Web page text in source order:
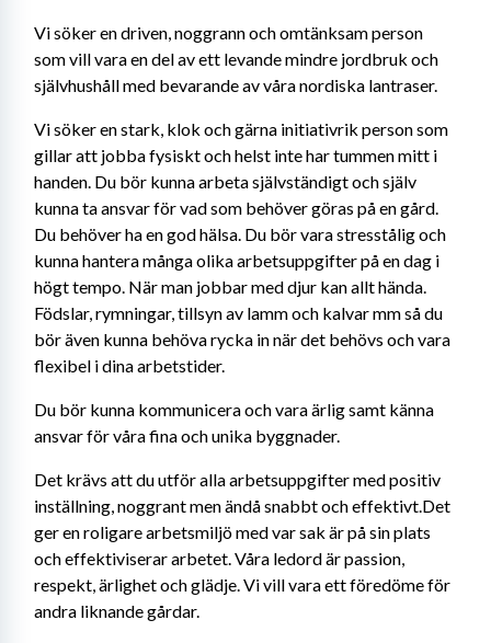
Vi söker en driven, noggrann och omtänksam person
som vill vara en del av ett levande mindre jordbruk och
självhushåll med bevarande av våra nordiska lantraser.
Vi söker en stark, klok och gärna initiativrik person som
gillar att jobba fysiskt och helst inte har tummen mitt i
handen. Du bör kunna arbeta självständigt och själv
kunna ta ansvar för vad som behöver göras på en gård.
Du behöver ha en god hälsa. Du bör vara stresstålig och
kunna hantera många olika arbetsuppgifter på en dag i
högt tempo. När man jobbar med djur kan allt hända.
Födslar, rymningar, tillsyn av lamm och kalvar mm så du
bör även kunna behöva rycka in när det behövs och vara
flexibel i dina arbetstider.
Du bör kunna kommunicera och vara ärlig samt känna
ansvar för våra fina och unika byggnader.
Det krävs att du utför alla arbetsuppgifter med positiv
inställning, noggrant men ändå snabbt och effektivt.Det
ger en roligare arbetsmiljö med var sak är på sin plats
och effektiviserar arbetet. Våra ledord är passion,
respekt, ärlighet och glädje. Vi vill vara ett föredöme för
andra liknande gårdar.